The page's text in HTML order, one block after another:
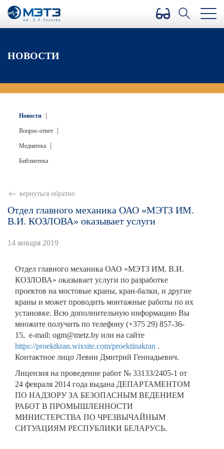
Версия для слабовидящих
НОВОСТИ
Новости
Вопрос-ответ
Медиатека
Библиотека
вернуться обратно
Отдел главного механика ОАО «МЭТЗ ИМ.
В.И. КОЗЛОВА» оказывает услуги
14 января 2019
Отдел главного механика ОАО «МЭТЗ ИМ. В.И.
КОЗЛОВА» оказывает услуги по разработке
проектов на мостовые краны, кран-балки, и другие
краны и может проводить монтажные работы по их
установке. Всю дополнительную информацию Вы
множите получить по телефону (+375 29) 857-36-
15, e-mail: ogm@metz.by или на сайте
https://proektkran.wixsite.com/proektinakran .
Контактное лицо Левин Дмитрий Геннадьевич.
Лицензия на проведение работ № 33133/2405-1 от
24 февраля 2014 года выдана ДЕПАРТАМЕНТОМ
ПО НАДЗОРУ ЗА БЕЗОПАСНЫМ ВЕДЕНИЕМ
РАБОТ В ПРОМЫШЛЕННОСТИ
МИНИСТЕРСТВА ПО ЧРЕЗВЫЧАЙНЫМ
СИТУАЦИЯМ РЕСПУБЛИКИ БЕЛАРУСЬ.